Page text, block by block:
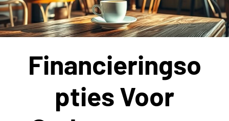
Financieringso
Pties Voor